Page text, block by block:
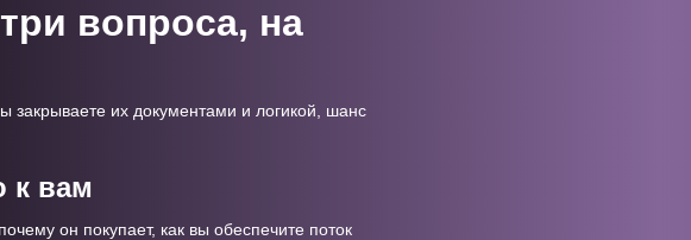
вопроса, на
закрываете их документами и логикой, шанс
к вам
он покупает, как вы обеспечите поток